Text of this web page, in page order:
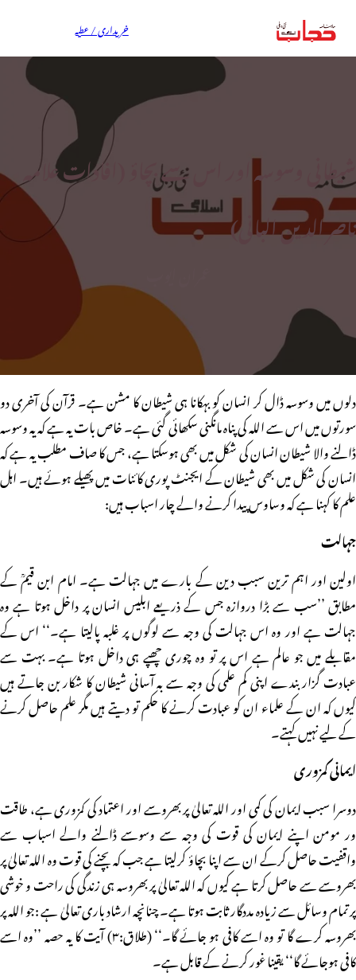
خریداری / عطیہ
شیطانی وسوسہ اور اس سے بچاؤ (افادات علامہ
ناصر الدین البانی)
دلوں میں وسوسہ ڈال کر انسان کو بہکانا ہی شیطان کا مشن ہے۔ قرآن کی آخری دو
سورتوں میں اس سے اللہ کی پناہ مانگنی سکھائی گئی ہے۔ خاص بات یہ ہے کہ یہ وسوسہ
ڈالنے والا شیطان انسان کی شکل میں بھی ہوسکتا ہے، جس کا صاف مطلب یہ ہے کہ
انسان کی شکل میں بھی شیطان کے ایجنٹ پوری کائنات میں پھیلے ہوئے ہیں۔ اہل
علم کا کہنا ہے کہ وساوس پیدا کرنے والے چار اسباب ہیں:
جہالت
اولین اور اہم ترین سبب دین کے بارے میں جہالت ہے۔ امام ابن قیمؒ کے
مطابق ’’سب سے بڑا دروازہ جس کے ذریعے ابلیس انسان پر داخل ہوتا ہے وہ
جہالت ہے اور وہ اس جہالت کی وجہ سے لوگوں پر غلبہ پالیتا ہے۔‘‘ اس کے
مقابلے میں جو عالم ہے اس پر تو وہ چوری چھپے ہی داخل ہوتا ہے۔ بہت سے
عبادت گزار بندے اپنی کم علمی کی وجہ سے بہ آسانی شیطان کا شکار بن جاتے ہیں
کیوں کہ ان کے علماء ان کو عبادت کرنے کا حکم تو دیتے ہیں مگر علم حاصل کرنے
کے لیے نہیں کہتے۔
ایمانی کمزوری
دوسرا سبب ایمان کی کمی اور اللہ تعالیٰ پر بھروسے اور اعتماد کی کمزوری ہے، طاقت
ور مومن اپنے ایمان کی قوت کی وجہ سے وسوسے ڈالنے والے اسباب سے
واقفیت حاصل کرکے ان سے اپنا بچاؤ کرلیتا ہے جب کہ بچنے کی قوت وہ اللہ تعالیٰ پر
بھروسے سے حاصل کرتا ہے کیوں کہ اللہ تعالیٰ پر بھروسہ ہی زندگی کی راحت و خوشی
پر تمام وسائل سے زیادہ مددگار ثابت ہوتا ہے۔ چنانچہ ارشاد باری تعالیٰ ہے :جو اللہ پر
بھروسہ کرے گا تو وہ اسے کافی ہو جائے گا۔‘‘ (طلاق:۳) آیت کا یہ حصہ ’’وہ اسے
کافی ہوجائے گا‘‘ یقینا غور کرنے کے قابل ہے۔